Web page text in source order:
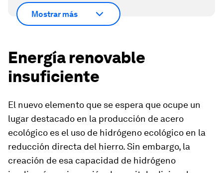
Mostrar más
Energía renovable
insuficiente
El nuevo elemento que se espera que ocupe un
lugar destacado en la producción de acero
ecológico es el uso de hidrógeno ecológico en la
reducción directa del hierro. Sin embargo, la
creación de esa capacidad de hidrógeno